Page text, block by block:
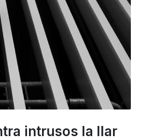
intrusos la llar